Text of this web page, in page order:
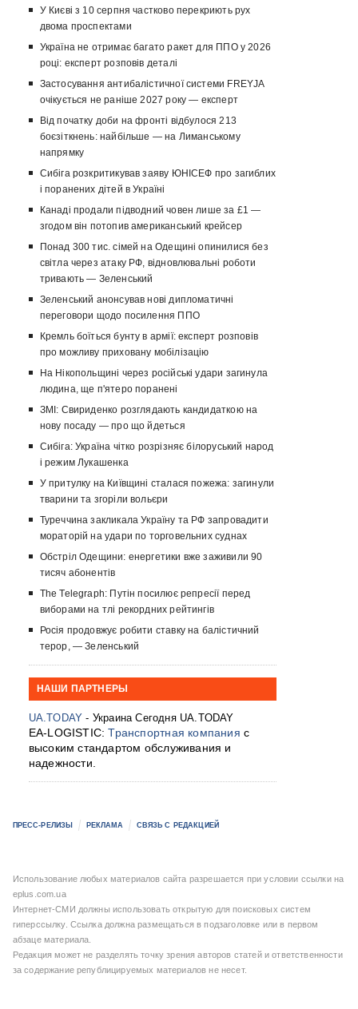
У Києві з 10 серпня частково перекриють рух
двома проспектами
Україна не отримає багато ракет для ППО у 2026
році: експерт розповів деталі
Застосування антибалістичної системи FREYJA
очікується не раніше 2027 року — експерт
Від початку доби на фронті відбулося 213
боєзіткнень: найбільше — на Лиманському
напрямку
Сибіга розкритикував заяву ЮНІСЕФ про загиблих
і поранених дітей в Україні
Канаді продали підводний човен лише за £1 —
згодом він потопив американський крейсер
Понад 300 тис. сімей на Одещині опинилися без
світла через атаку РФ, відновлювальні роботи
тривають — Зеленський
Зеленський анонсував нові дипломатичні
переговори щодо посилення ППО
Кремль боїться бунту в армії: експерт розповів
про можливу приховану мобілізацію
На Нікопольщині через російські удари загинула
людина, ще п'ятеро поранені
ЗМІ: Свириденко розглядають кандидаткою на
нову посаду — про що йдеться
Сибіга: Україна чітко розрізняє білоруський народ
і режим Лукашенка
У притулку на Київщині сталася пожежа: загинули
тварини та згоріли вольєри
Туреччина закликала Україну та РФ запровадити
мораторій на удари по торговельних суднах
Обстріл Одещини: енергетики вже заживили 90
тисяч абонентів
The Telegraph: Путін посилює репресії перед
виборами на тлі рекордних рейтингів
Росія продовжує робити ставку на балістичний
терор, — Зеленський
НАШИ ПАРТНЕРЫ
UA.TODAY - Украина Сегодня UA.TODAY
EA-LOGISTIC:Транспортная компания с
высоким стандартом обслуживания и
надежности.
ПРЕСС-РЕЛИЗЫ РЕКЛАМА СВЯЗЬ С РЕДАКЦИЕЙ
Использование любых материалов сайта разрешается при условии ссылки на
eplus.com.ua
Интернет-СМИ должны использовать открытую для поисковых систем
гиперссылку. Ссылка должна размещаться в подзаголовке или в первом
абзаце материала.
Редакция может не разделять точку зрения авторов статей и ответственности
за содержание републицируемых материалов не несет.